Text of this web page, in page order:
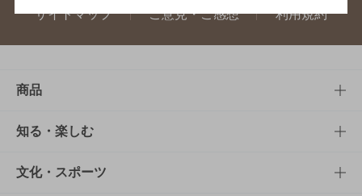
サイトマップ ご意見・ご感想 利用規約
商品
商品TOP
商品一覧
知る・楽しむ
知る・楽しむTOP
文化・スポーツ